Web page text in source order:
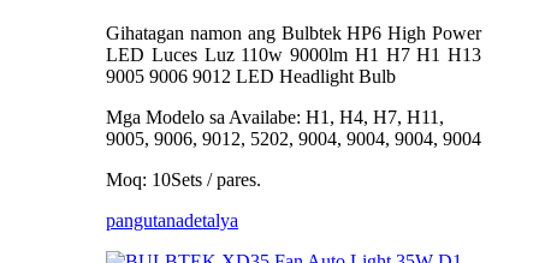
Gihatagan namon ang Bulbtek HP6 High Power
LED Luces Luz 110w 9000lm H1 H7 H1 H13
9005 9006 9012 LED Headlight Bulb
Mga Modelo sa Availabe: H1, H4, H7, H11,
9005, 9006, 9012, 5202, 9004, 9004, 9004, 9004
Moq: 10Sets / pares.
pangutanadetalya